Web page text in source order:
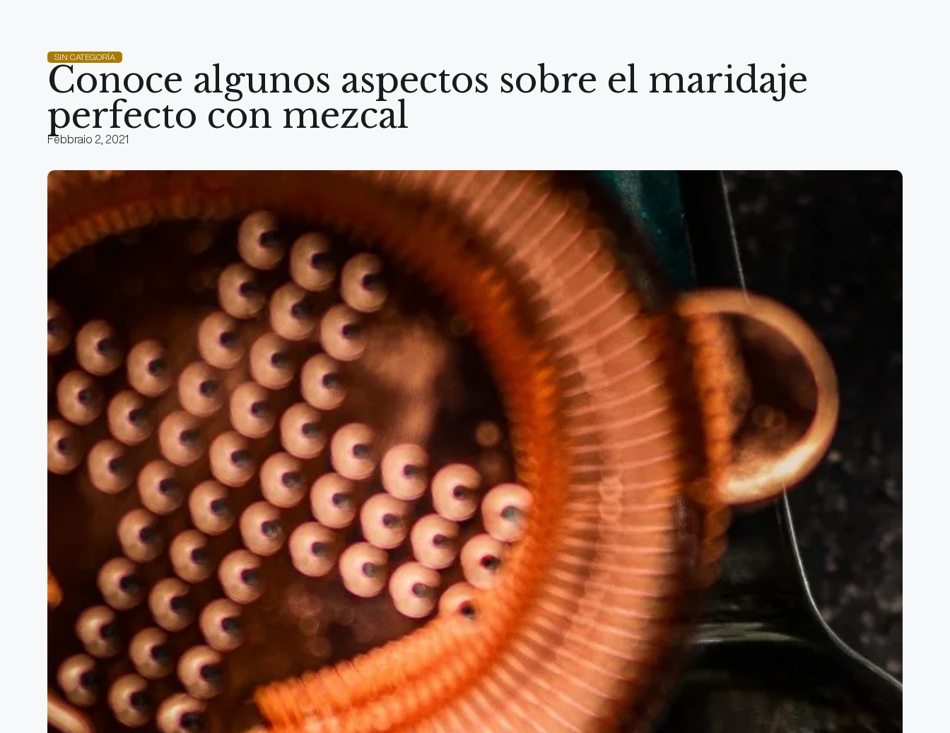
SIN CATEGORÍA
Conoce algunos aspectos sobre el maridaje
perfecto con mezcal
Febbraio 2, 2021